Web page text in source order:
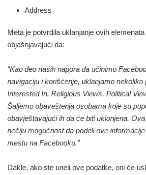
Address
Meta je potvrdila uklanjanje ovih elemenata
objašnjavajući da:
“Kao deo naših napora da učinimo
navigaciju i korišćenje, uklanjamo nekoliko
Interested In, Religious Views, Political
Šaljemo obaveštenja osobama koje su
obavještavajući ih da će biti uklonjena.
nečiju mogućnost da podeli ove
mestu na Facebooku.”
Dakle, ako ste uneli ove podatke, oni će